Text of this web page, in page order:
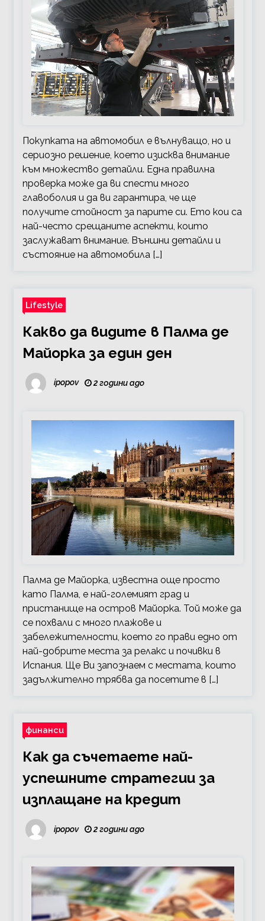
Покупката на автомобил е вълнуващо, но и
сериозно решение, което изисква внимание
към множество детайли. Една правилна
проверка може да ви спести много
главоболия и да ви гарантира, че ще
получите стойност за парите си. Ето кои са
най-често срещаните аспекти, които
заслужават внимание. Външни детайли и
състояние на автомобила […]
Lifestyle
Какво да видите в Палма де
Майорка за един ден
ipopov 2 години ago
Палма де Майорка, известна още просто
като Палма, е най-големият град и
пристанище на остров Майорка. Той може да
се похвали с много плажове и
забележителности, което го прави едно от
най-добрите места за релакс и почивки в
Испания. Ще Ви запознаем с местата, които
задължително трябва да посетите в […]
финанси
Как да съчетаете най-
успешните стратегии за
изплащане на кредит
ipopov 2 години ago